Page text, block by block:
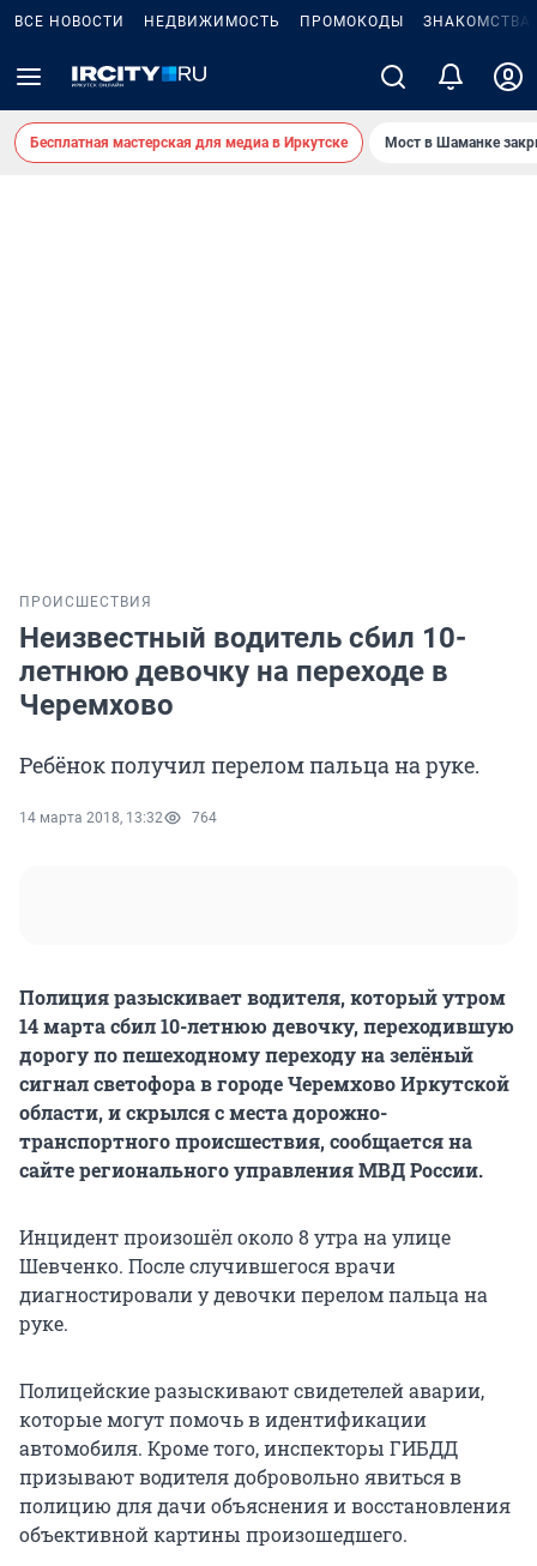
ВСЕ НОВОСТИ НЕДВИЖИМОСТЬ ПРОМОКОДЫ ЗНАКОМСТВА
Бесплатная мастерская для медиа в Иркутске Мост в Шаманке
ПРОИСШЕСТВИЯ
Неизвестный водитель сбил 10-
летнюю девочку на переходе в
Черемхово
Ребёнок получил перелом пальца на руке.
14 марта 2018, 13:32 764
Полиция разыскивает водителя, который утром
14 марта сбил 10-летнюю девочку, переходившую
дорогу по пешеходному переходу на зелёный
сигнал светофора в городе Черемхово Иркутской
области, и скрылся с места дорожно-
транспортного происшествия, сообщается на
сайте регионального управления МВД России.
Инцидент произошёл около 8 утра на улице
Шевченко. После случившегося врачи
диагностировали у девочки перелом пальца на
руке.
Полицейские разыскивают свидетелей аварии,
которые могут помочь в идентификации
автомобиля. Кроме того, инспекторы ГИБДД
призывают водителя добровольно явиться в
полицию для дачи объяснения и восстановления
объективной картины произошедшего.